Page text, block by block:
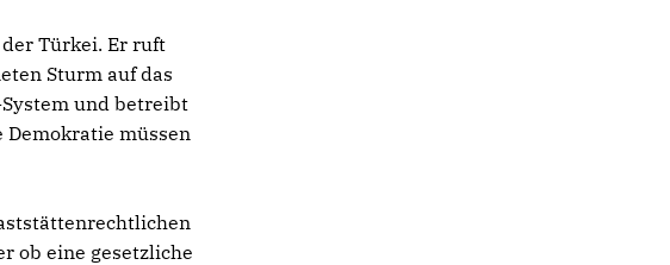
Türkei. Er ruft
Sturm auf das
und betreibt
müssen
ob eine gesetzliche